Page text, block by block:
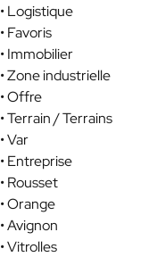
• Logistique
• Favoris
• Immobilier
• Zone industrielle
• Offre
• Terrain / Terrains
• Var
• Entreprise
• Rousset
• Orange
• Avignon
• Vitrolles